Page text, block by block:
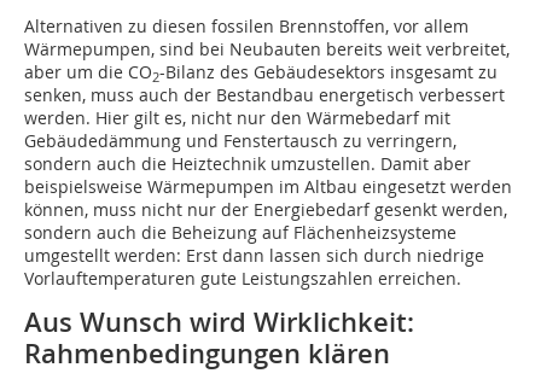
Alternativen zu diesen fossilen Brennstoffen, vor allem
Wärmepumpen, sind bei Neubauten bereits weit verbreitet,
aber um die CO2-Bilanz des Gebäudesektors insgesamt zu
senken, muss auch der Bestandbau energetisch verbessert
werden. Hier gilt es, nicht nur den Wärmebedarf mit
Gebäudedämmung und Fenstertausch zu verringern,
sondern auch die Heiztechnik umzustellen. Damit aber
beispielsweise Wärmepumpen im Altbau eingesetzt werden
können, muss nicht nur der Energiebedarf gesenkt werden,
sondern auch die Beheizung auf Flächenheizsysteme
umgestellt werden: Erst dann lassen sich durch niedrige
Vorlauftemperaturen gute Leistungszahlen erreichen.
Aus Wunsch wird Wirklichkeit:
Rahmenbedingungen klären